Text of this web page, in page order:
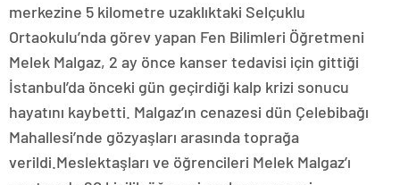
merkezine 5 kilometre uzaklıktaki Selçuklu
Ortaokulu’nda görev yapan Fen Bilimleri Öğretmeni
Melek Malgaz, 2 ay önce kanser tedavisi için gittiği
İstanbul’da önceki gün geçirdiği kalp krizi sonucu
hayatını kaybetti. Malgaz’ın cenazesi dün Çelebibağı
Mahallesi’nde gözyaşları arasında toprağa
verildi.Meslektaşları ve öğrencileri Melek Malgaz’ı